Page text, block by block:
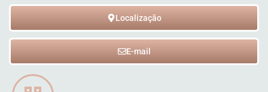
Localização
E-mail